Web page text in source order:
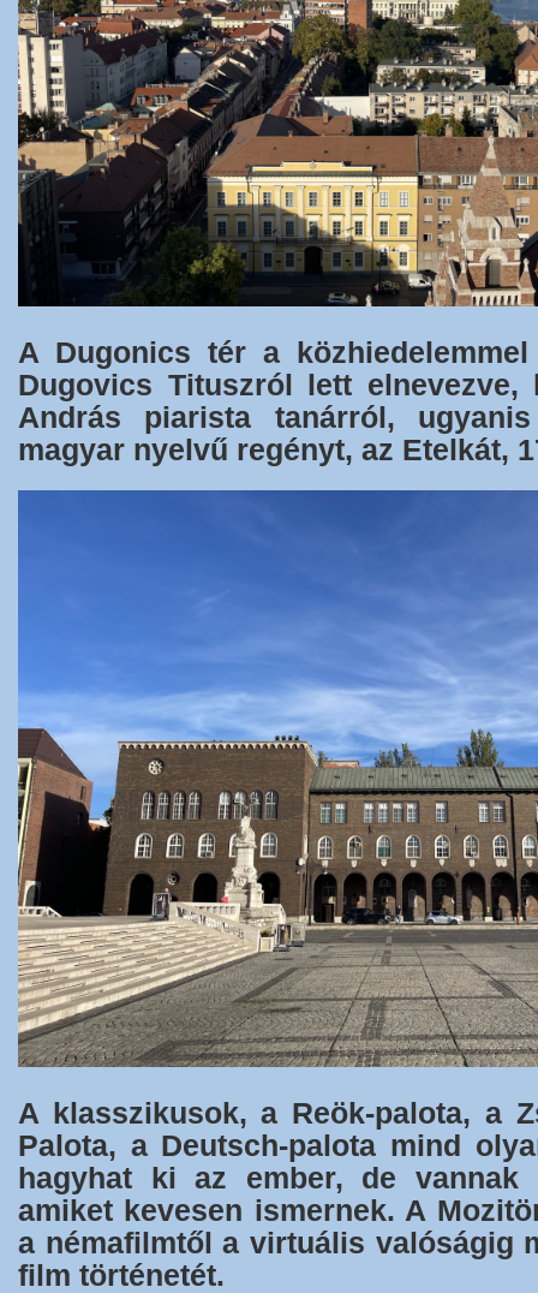
A Dugonics tér a
Dugovics Tituszról lett elnevezve,
András piarista tanárról,
magyar nyelvű regényt, az Etelkát,
A klasszikusok, a Reök-palota, a
Palota, a Deutsch-palota mind
hagyhat ki az ember, de vannak
amiket kevesen ismernek. A
a némafilmtől a virtuális valóságig
film történetét.